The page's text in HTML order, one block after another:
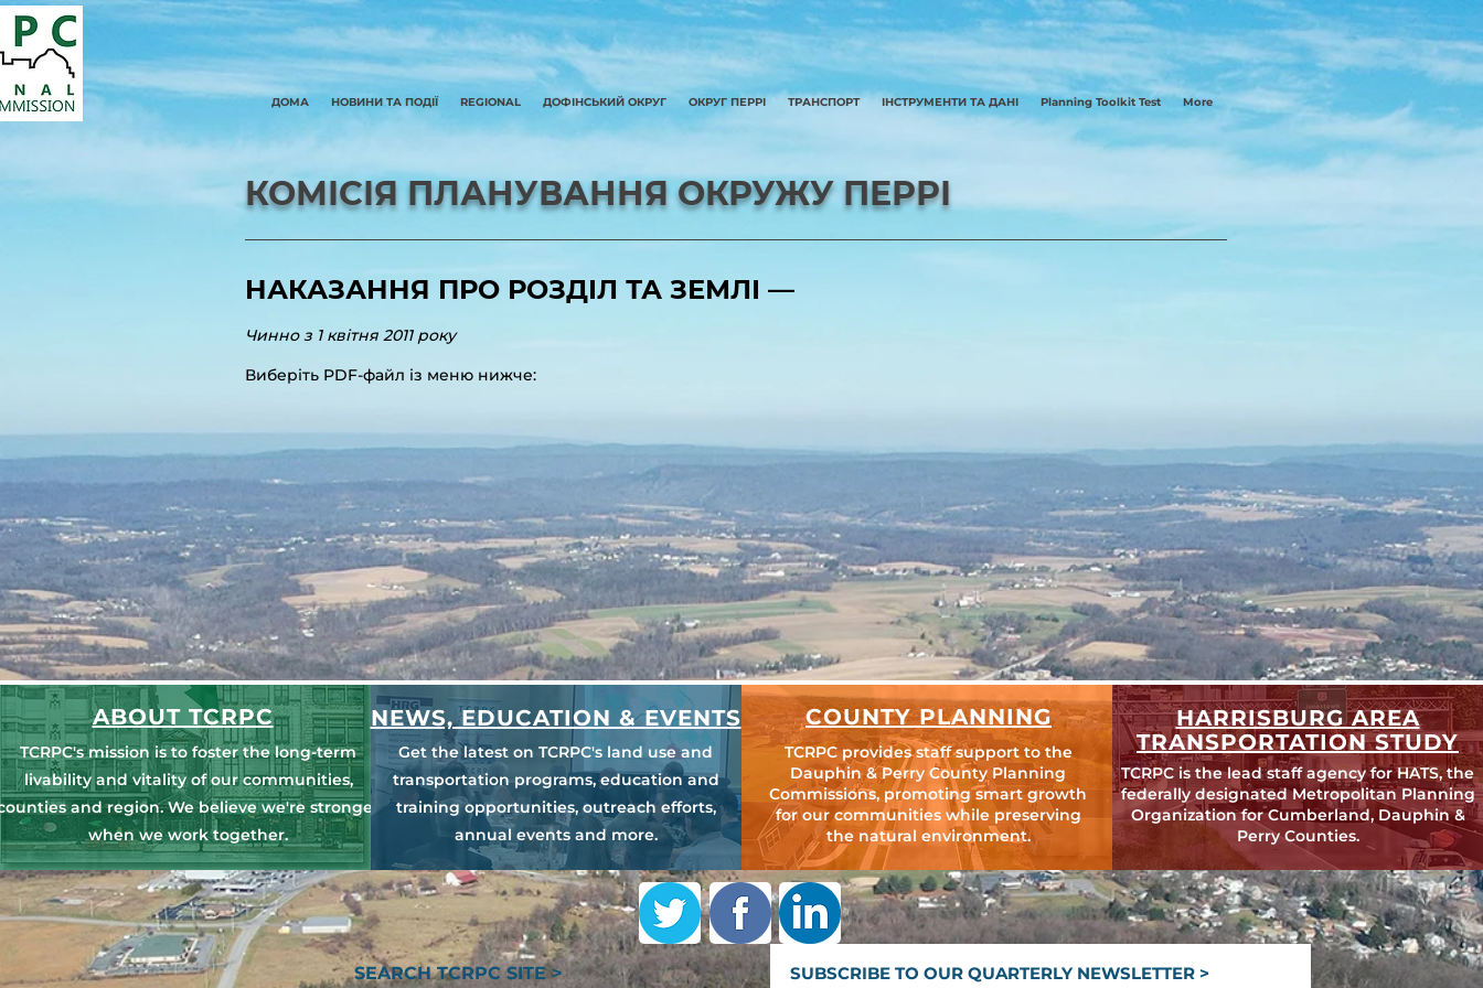
ДОМА НОВИНИ ТА ПОДІЇ REGIONAL ДОФІНСЬКИЙ ОКРУГ ОКРУГ ПЕРРІ ТРАНСПОРТ ІНСТРУМЕНТИ ТА ДАНІ Planning Toolkit Test More
КОМІСІЯ ПЛАНУВАННЯ ОКРУЖУ ПЕРРІ
НАКАЗАННЯ ПРО РОЗДІЛ ТА ЗЕМЛІ ––
Чинно з 1 квітня 2011 року
Виберіть PDF-файл із меню нижче:
ABOUT TCRPC
TCRPC's mission is to foster the long-term
livability and vitality of our communities,
and region. We believe we're stronger
when we work together.
NEWS, EDUCATION & EVENTS
Get the latest on TCRPC's land use and
transportation programs, education and
training opportunities, outreach efforts,
annual events and more.
COUNTY PLANNING
TCRPC provides staff support to the
Dauphin & Perry County Planning
Commissions, promoting smart growth
for our communities while preserving
the natural environment.
HARRISBURG AREA
TRANSPORTATION STUDY
TCRPC is the lead staff agency for HATS, the
federally designated Metropolitan Planning
Organization for Cumberland, Dauphin &
Perry Counties.
SEARCH TCRPC SITE > SUBSCRIBE TO OUR QUARTERLY NEWSLETTER >